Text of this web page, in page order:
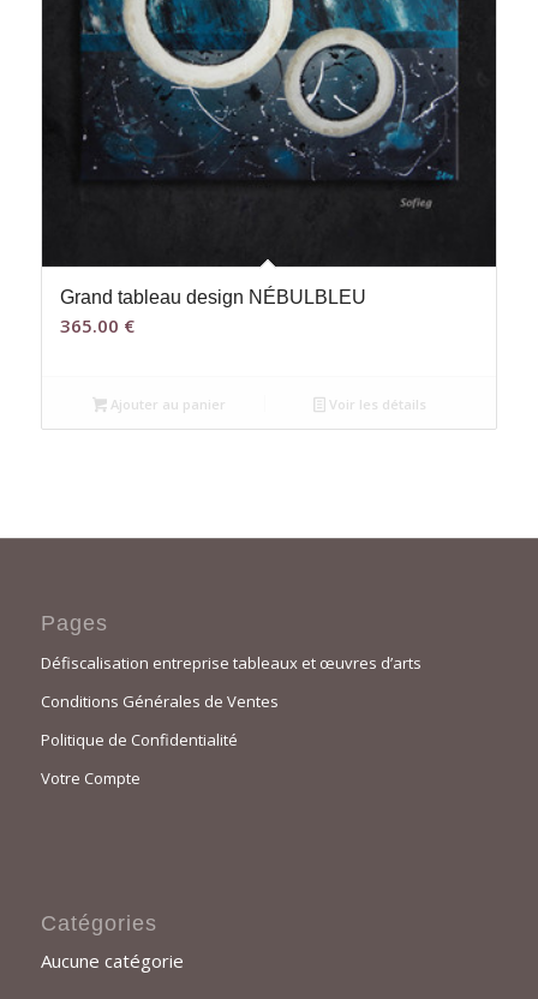
Grand tableau design NÉBULBLEU
365.00 €
Ajouter au panier Voir les détails
Pages
Défiscalisation entreprise tableaux et œuvres d’arts
Conditions Générales de Ventes
Politique de Confidentialité
Votre Compte
Catégories
Aucune catégorie